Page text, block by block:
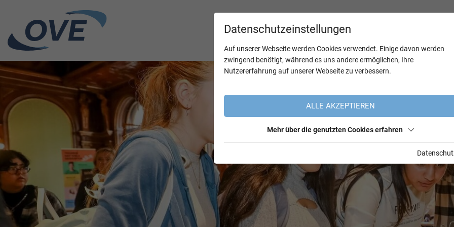
Datenschutzeinstellungen
Auf unserer Webseite werden Cookies verwendet. Einige davon werden
zwingend benötigt, während es uns andere ermöglichen, Ihre
Nutzererfahrung auf unserer Webseite zu verbessern.
ALLE AKZEPTIEREN
Mehr über die genutzten Cookies erfahren